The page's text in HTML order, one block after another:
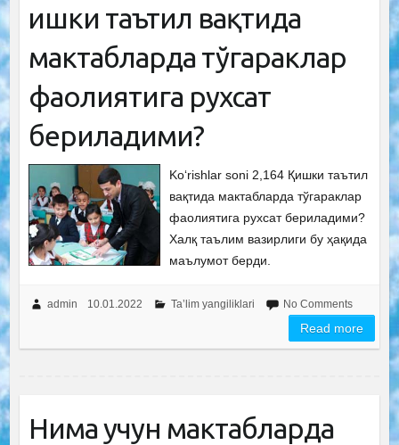
Қишки таътил вақтида
мактабларда тўгараклар
фаолиятига рухсат
бериладими?
Ko‘rishlar soni 2,164 Қишки таътил
вақтида мактабларда тўгараклар
фаолиятига рухсат бериладими?
Халқ таълим вазирлиги бу ҳақида
маълумот берди.
admin 10.01.2022 Ta’lim yangiliklari No Comments
Read more
Нима учун мактабларда